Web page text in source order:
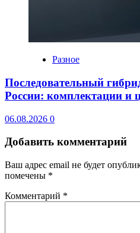
Разное
Последовательный
России: комплектации и
06.08.2026 0
Добавить комментарий
Ваш адрес email не будет
помечены *
Комментарий *